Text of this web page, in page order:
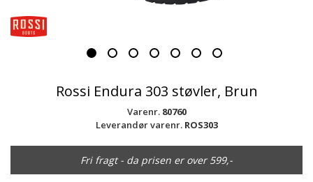
Rossi Endura 303 støvler, Brun
Varenr. 80760
Leverandør varenr. ROS303
Fri fragt - da prisen er over 599,-